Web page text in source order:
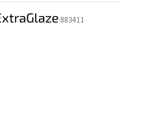
883411